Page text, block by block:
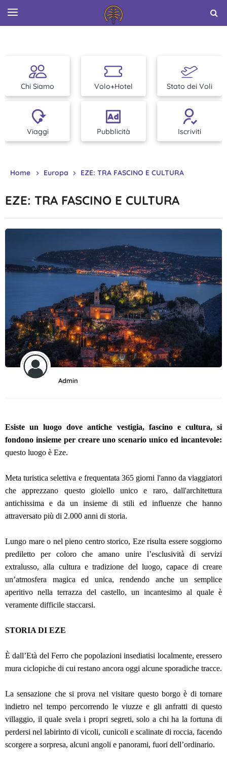
Chi Siamo Volo+Hotel Stato dei Voli
Viaggi Pubblicità Iscriviti
Home Europa EZE: TRA FASCINO E CULTURA
EZE: TRA FASCINO E CULTURA
Admin
Esiste un luogo dove antiche vestigia, fascino e cultura, si
fondono insieme per creare uno scenario unico ed incantevole:
questo luogo è Eze.
Meta turistica selettiva e frequentata 365 giorni l'anno da viaggiatori
che apprezzano questo gioiello unico e raro, dall'architettura
antichissima e da un insieme di stili ed influenze che hanno
attraversato più di 2.000 anni di storia.
Lungo mare o nel pieno centro storico, Eze risulta essere soggiorno
prediletto per coloro che amano unire l’esclusività di servizi
extralusso, alla cultura e tradizione del luogo, capace di creare
un’atmosfera magica ed unica, rendendo anche un semplice
aperitivo nella terrazza del castello, un incantesimo al quale è
veramente difficile staccarsi.
STORIA DI EZE
È dall’Età del Ferro che popolazioni insediatisi localmente, eressero
mura ciclopiche di cui restano ancora oggi alcune sporadiche tracce.
La sensazione che si prova nel visitare questo borgo è di tornare
indietro nel tempo percorrendo le viuzze e gli anfratti di questo
villaggio, il quale svela i propri segreti, solo a chi ha la fortuna di
perdersi nel labirinto di vicoli, cunicoli e scalinate di roccia, facendo
scorgere a sorpresa, alcuni angoli e panorami, fuori dell’ordinario.